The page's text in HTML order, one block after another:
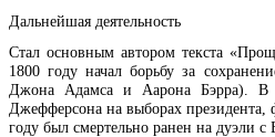
Дальнейшая деятельность
Стал основным автором текста
1800 году начал борьбу за
Джона Адамса и Аарона Бэрра). В
Джефферсона на выборах президента,
году был смертельно ранен на дуэли с